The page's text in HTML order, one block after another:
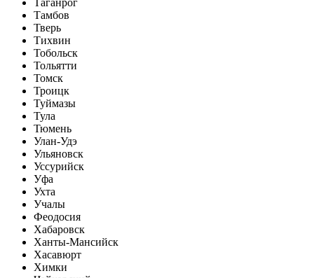
Тамбов
Тверь
Тихвин
Тобольск
Тольятти
Томск
Троицк
Туймазы
Тула
Тюмень
Улан-Удэ
Ульяновск
Уссурийск
Уфа
Ухта
Учалы
Феодосия
Хабаровск
Ханты-Мансийск
Хасавюрт
Химки